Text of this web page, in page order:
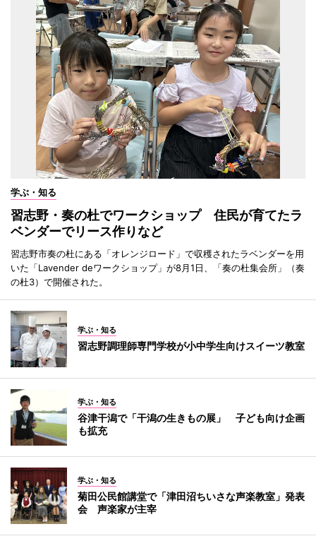
学ぶ・知る
習志野・奏の杜でワークショップ 住民が育てたラ
ベンダーでリース作りなど
習志野市奏の杜にある「オレンジロード」で収穫されたラベンダーを用
いた「Lavender deワークショップ」が8月1日、「奏の杜集会所」（奏
の杜3）で開催された。
学ぶ・知る
習志野調理師専門学校が小中学生向けスイーツ教室
学ぶ・知る
谷津干潟で「干潟の生きもの展」 子ども向け企画
も拡充
学ぶ・知る
菊田公民館講堂で「津田沼ちいさな声楽教室」発表
会 声楽家が主宰